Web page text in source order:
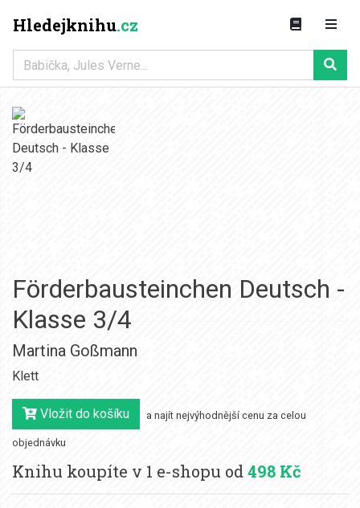
Hledejknihu.cz
Förderbausteinchen Deutsch -
Klasse 3/4
Martina Goßmann
Klett
Vložit do košíku a najít nejvýhodnější cenu za celou
objednávku
Knihu koupíte v 1 e-shopu od498 Kč